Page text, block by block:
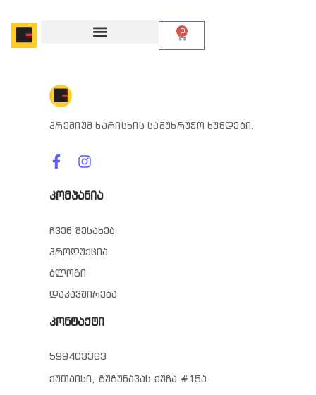
0
პრემიუმ ხარისხის სამუხრუჭო ხუნდები.
კომპანია
ჩვენ შესახებ
პროდუქცია
ბლოგი
დაკავშირება
კონტაქტი
599403363
ქუთაისი, გუგუნავას ქუჩა #15ა